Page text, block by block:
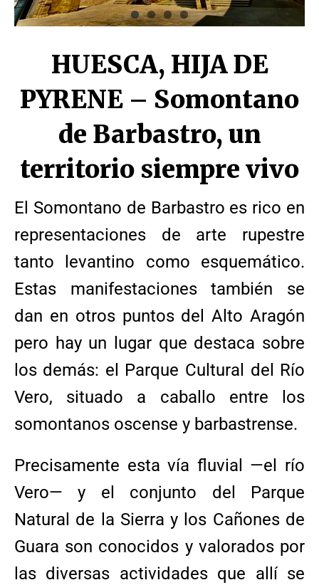
HUESCA, HIJA DE
PYRENE – Somontano
de Barbastro, un
territorio siempre vivo
El Somontano de Barbastro es rico en
representaciones de arte rupestre
tanto levantino como esquemático.
Estas manifestaciones también se
dan en otros puntos del Alto Aragón
pero hay un lugar que destaca sobre
los demás: el Parque Cultural del Río
Vero, situado a caballo entre los
somontanos oscense y barbastrense.
Precisamente esta vía fluvial —el río
Vero— y el conjunto del Parque
Natural de la Sierra y los Cañones de
Guara son conocidos y valorados por
las diversas actividades que allí se